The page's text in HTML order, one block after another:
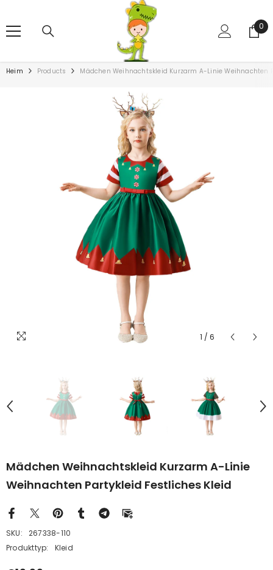
0
0
Heim Products Mädchen Weihnachtskleid Kurzarm A-Linie Weihnachten
1 / 6
Mädchen Weihnachtskleid Kurzarm A-Linie
Weihnachten Partykleid Festliches Kleid
SKU:
267338-110
Produkttyp:
Kleid